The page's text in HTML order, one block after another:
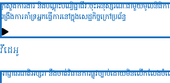
ក្រសួងការងារ និងបណ្ដុះបណ្វិជ្ជាជីវៈចុះអនុស្សរណៈជាមួយមូលនិធិក
ពង្រឹងការគាំទ្រអ្នកធ្វើការនៅក្នុងសេដ្ឋកិច្ចក្រៅប្រព័ន្ធ
វីដេអូ
អាជ្ញាធរជាតិអប្សរា នឹងចាត់វិធានការផ្លូវច្បាប់ដោយមិនលើកល